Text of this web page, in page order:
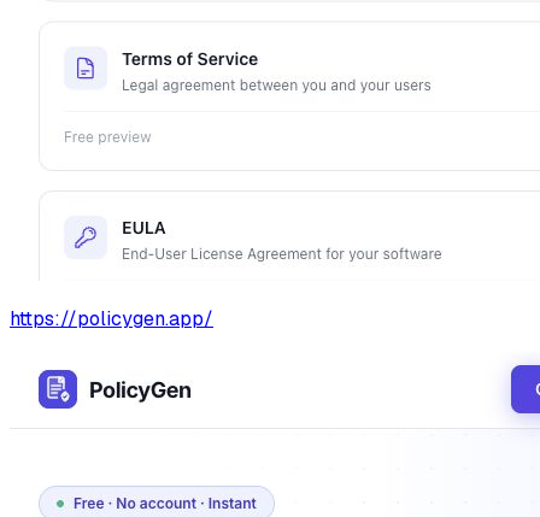
https://policygen.app/